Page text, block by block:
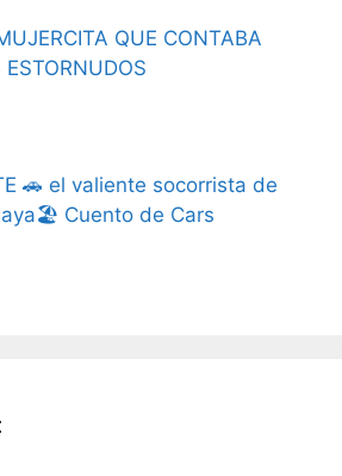
QUE CONTABA
ESTORNUDOS
🚗 el valiente socorrista de
Cuento de Cars